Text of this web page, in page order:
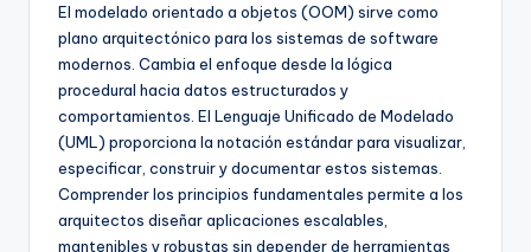
&
S
o
El modelado orientado a objetos (OOM) sirve como
plano arquitectónico para los sistemas de software
modernos. Cambia el enfoque desde la lógica
procedural hacia datos estructurados y
comportamientos. El Lenguaje Unificado de Modelado
(UML) proporciona la notación estándar para visualizar,
especificar, construir y documentar estos sistemas.
Comprender los principios fundamentales permite a los
arquitectos diseñar aplicaciones escalables,
mantenibles y robustas sin depender de herramientas